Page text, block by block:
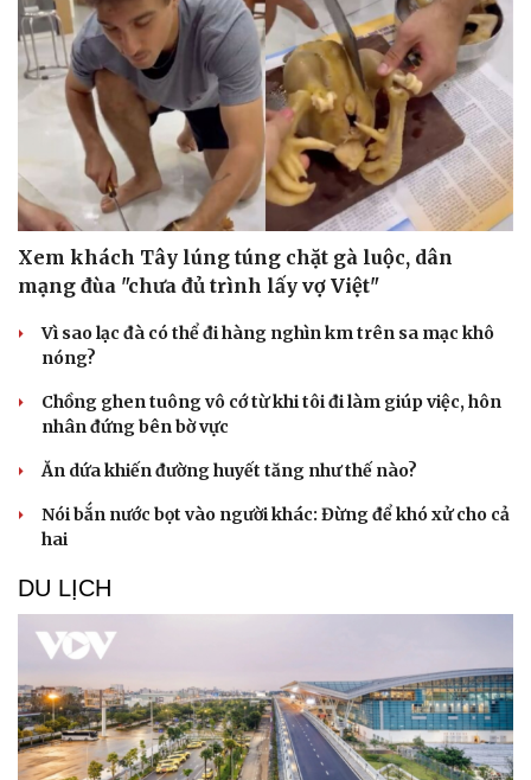
Sức khỏe
Cây thuốc
Sản phụ khoa
Nhi khoa
Nam khoa
Blog
Tình yêu - Gia đình
Xem khách Tây lúng túng chặt gà luộc, dân
mạng đùa "chưa đủ trình lấy vợ Việt"
Vì sao lạc đà có thể đi hàng nghìn km trên sa mạc khô
nóng?
Chồng ghen tuông vô cớ từ khi tôi đi làm giúp việc, hôn
nhân đứng bên bờ vực
Ăn dứa khiến đường huyết tăng như thế nào?
Nói bắn nước bọt vào người khác: Đừng để khó xử cho cả
hai
DU LỊCH